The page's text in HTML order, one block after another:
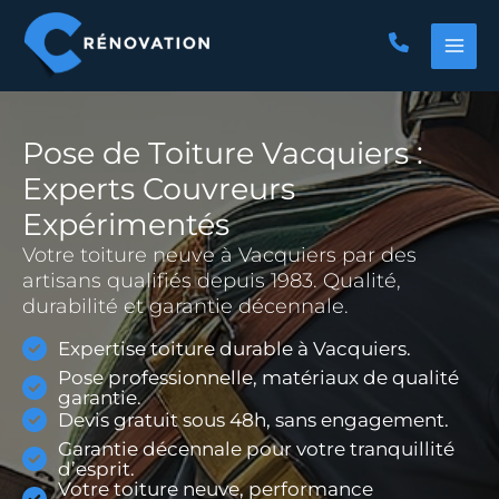
contenu
Pose de Toiture Vacquiers :
Experts Couvreurs
Expérimentés
Votre toiture neuve à Vacquiers par des
artisans qualifiés depuis 1983. Qualité,
durabilité et garantie décennale.
Expertise toiture durable à Vacquiers.
Pose professionnelle, matériaux de qualité
garantie.
Devis gratuit sous 48h, sans engagement.
Garantie décennale pour votre tranquillité
d’esprit.
Votre toiture neuve, performance